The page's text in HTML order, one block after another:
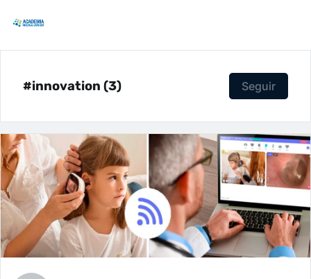
#innovation (3) Seguir